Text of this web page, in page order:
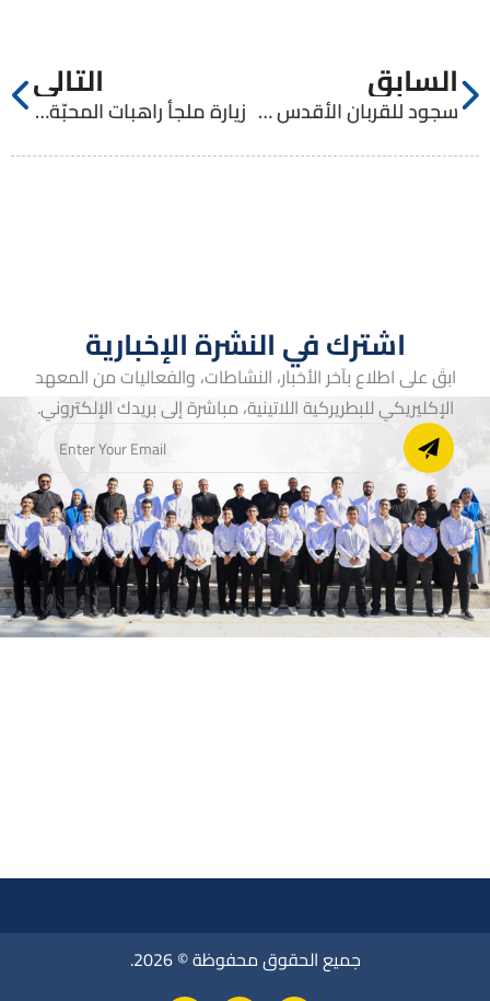
السابق
سجود للقربان الأقدس من أجل السلام
التالي
زيارة ملجأ راهبات المحبّة (الكريش)
اشترك في النشرة الإخبارية
ابقَ على اطلاع بآخر الأخبار، النشاطات، والفعاليات من المعهد
الإكليريكي للبطريركية اللاتينية، مباشرة إلى بريدك الإلكتروني.
جميع الحقوق محفوظة © 2026.